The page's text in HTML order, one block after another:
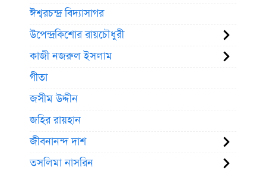
ঈশ্বরচন্দ্র বিদ্যাসাগর
উপেন্দ্রকিশোর রায়চৌধুরী
কাজী নজরুল ইসলাম
গীতা
জসীম উদ্দীন
জহির রায়হান
জীবনানন্দ দাশ
তসলিমা নাসরিন